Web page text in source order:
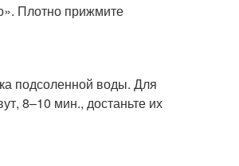
Плотно прижмите
подсоленной воды. Для
8–10 мин., достаньте их